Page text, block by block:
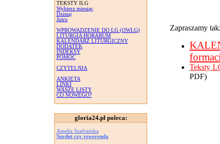
TEKSTY ILG
Wybierz miesiąc
Dzisiaj
Jutro
WPROWADZENIE DO LG (OWLG)
LITURGIA HORARUM
KALENDARZ LITURGICZNY
DODATEK
INDEKSY
POMOC
CZYTELNIA
ANKIETA
LINKI
WASZE LISTY
CO NOWEGO?
gloria24.pl poleca:
Amelia Szafrańska
Surdut czy rewerenda
Zapraszamy
Teksty
PDF)